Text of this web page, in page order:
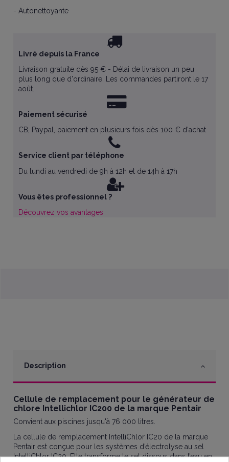
- Autonettoyante
Livré depuis la France
Livraison gratuite dès 95 € - Délai de livraison un peu
plus long que d'ordinaire. Les commandes partiront le 17
août.
Paiement sécurisé
CB, Paypal, paiement en plusieurs fois dès 100 € d'achat
Service client par téléphone
Du lundi au vendredi de 9h à 12h et de 14h à 17h
Vous êtes professionnel ?
Découvrez vos avantages
Description
Cellule de remplacement pour le générateur de
chlore Intellichlor IC200 de la marque Pentair
Convient aux piscines jusqu'à 76 000 litres.
La cellule de remplacement IntelliChlor IC20 de la marque
Pentair est conçue pour les systèmes d’électrolyse au sel
IntelliChlor IC20. Elle transforme le sel dissous dans l’eau en